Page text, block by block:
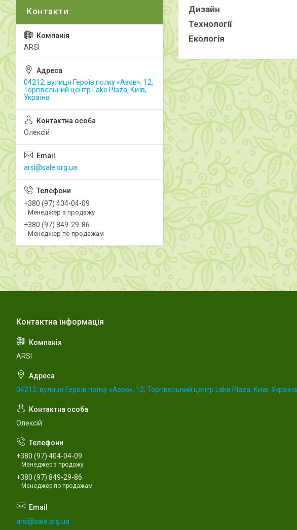
Дизайн
Технології
Екологія
ARSI
04212, вулиця Героїв полку «Азов», 12,
Торгівельний центр Lake Plaza, Київ,
Україна
Олексій
arsi@sale.org.ua
+380 (97) 404-04-09
Менеджер з продажу
+380 (97) 849-29-86
Менеджер по продажам
ARSI
04212, вулиця Героїв полку «Азов», 12, Торгівельний центр Lake Plaza, Київ, Україна
Олексій
+380 (97) 404-04-09
Менеджер з продажу
+380 (97) 849-29-86
Менеджер по продажам
arsi@sale.org.ua